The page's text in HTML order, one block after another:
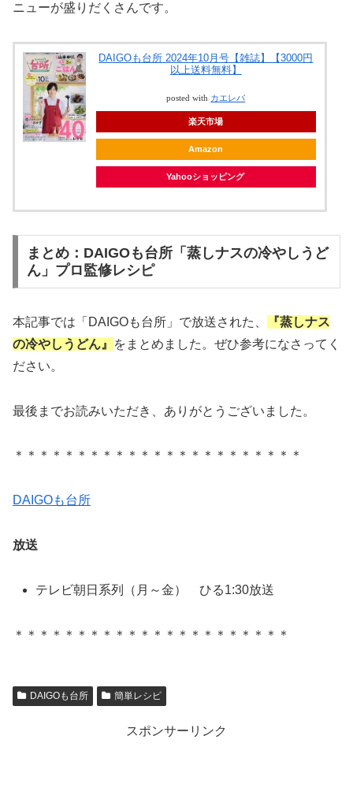
ニューが盛りだくさんです。
DAIGOも台所 2024年10月号【雑誌】【3000円
以上送料無料】
posted with カエレバ
楽天市場
Amazon
Yahooショッピング
まとめ：DAIGOも台所「蒸しナスの冷やしうど
ん」プロ監修レシピ
本記事では「DAIGOも台所」で放送された、
『蒸しナス
の冷やしうどん』
をまとめました。ぜひ参考になさってく
ださい。
最後までお読みいただき、ありがとうございました。
＊＊＊＊＊＊＊＊＊＊＊＊＊＊＊＊＊＊＊＊＊＊＊
DAIGOも台所
放送
テレビ朝日系列（月～金） ひる1:30放送
＊＊＊＊＊＊＊＊＊＊＊＊＊＊＊＊＊＊＊＊＊＊
DAIGOも台所 簡単レシピ
スポンサーリンク